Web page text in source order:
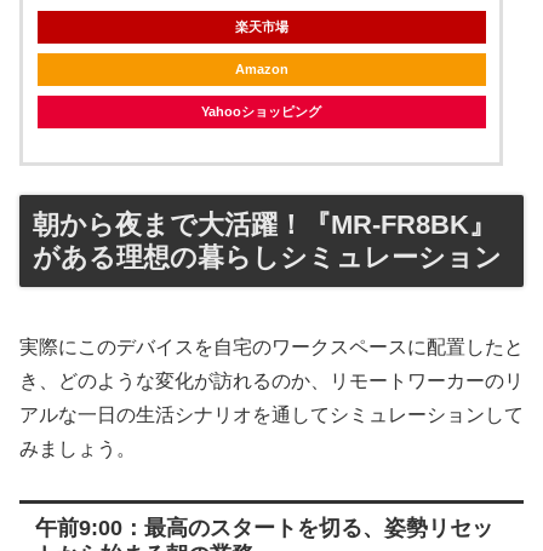
楽天市場
Amazon
Yahooショッピング
朝から夜まで大活躍！『MR-FR8BK』
がある理想の暮らしシミュレーション
実際にこのデバイスを自宅のワークスペースに配置したと
き、どのような変化が訪れるのか、リモートワーカーのリ
アルな一日の生活シナリオを通してシミュレーションして
みましょう。
午前9:00：最高のスタートを切る、姿勢リセッ